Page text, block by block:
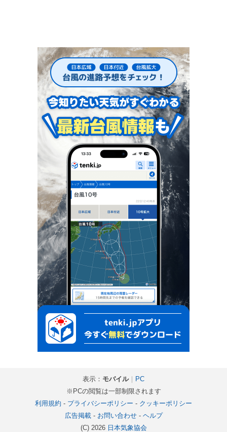
表示： モバイル｜
PC
※PCの閲覧は一部制限されます
利用規約 - プライバシーポリシー - クッキーポリシー
広告掲載- お問い合わせ- ヘルプ
(C) 2026 日本気象協会